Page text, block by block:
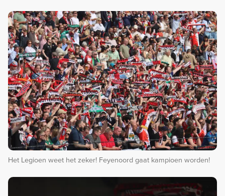
Het Legioen weet het zeker! Feyenoord gaat kampioen worden!